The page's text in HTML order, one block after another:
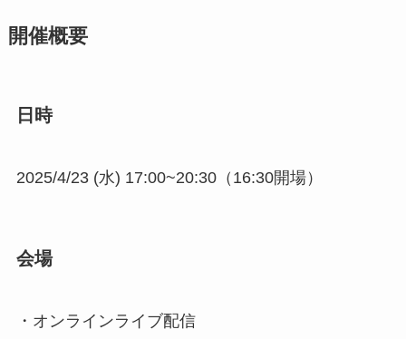
開催概要
日時
2025/4/23 (水) 17:00~20:30（16:30開場）
会場
・オンラインライブ配信